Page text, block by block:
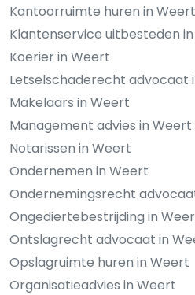
Kantoorruimte huren in Weert
Klantenservice uitbesteden
Koerier in Weert
Letselschaderecht advocaat
Makelaars in Weert
Management advies in Weert
Notarissen in Weert
Ondernemen in Weert
Ondernemingsrecht
Ongediertebestrijding in
Ontslagrecht advocaat in
Opslagruimte huren in Weert
Organisatieadvies in Weert